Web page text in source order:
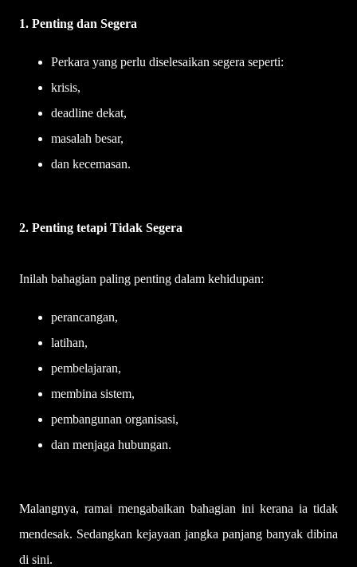
1. Penting dan Segera
Perkara yang perlu diselesaikan segera seperti:
krisis,
deadline dekat,
masalah besar,
dan kecemasan.
2. Penting tetapi Tidak Segera
Inilah bahagian paling penting dalam kehidupan:
perancangan,
latihan,
pembelajaran,
membina sistem,
pembangunan organisasi,
dan menjaga hubungan.
Malangnya, ramai mengabaikan bahagian ini kerana ia tidak
mendesak. Sedangkan kejayaan jangka panjang banyak dibina
di sini.